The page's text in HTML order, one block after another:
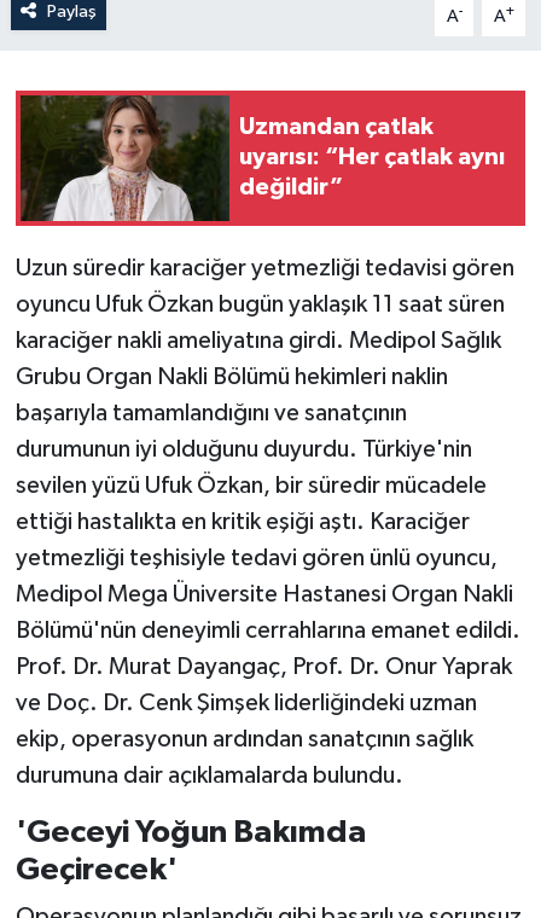
Paylaş A- A+
Uzmandan çatlak
uyarısı: “Her çatlak aynı
değildir”
Uzun süredir karaciğer yetmezliği tedavisi gören
oyuncu Ufuk Özkan bugün yaklaşık 11 saat süren
karaciğer nakli ameliyatına girdi. Medipol Sağlık
Grubu Organ Nakli Bölümü hekimleri naklin
başarıyla tamamlandığını ve sanatçının
durumunun iyi olduğunu duyurdu. Türkiye'nin
sevilen yüzü Ufuk Özkan, bir süredir mücadele
ettiği hastalıkta en kritik eşiği aştı. Karaciğer
yetmezliği teşhisiyle tedavi gören ünlü oyuncu,
Medipol Mega Üniversite Hastanesi Organ Nakli
Bölümü'nün deneyimli cerrahlarına emanet edildi.
Prof. Dr. Murat Dayangaç, Prof. Dr. Onur Yaprak
ve Doç. Dr. Cenk Şimşek liderliğindeki uzman
ekip, operasyonun ardından sanatçının sağlık
durumuna dair açıklamalarda bulundu.
'Geceyi Yoğun Bakımda
Geçirecek'